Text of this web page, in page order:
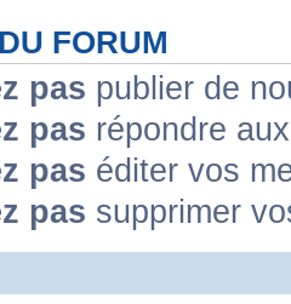
FORUM
pas publier de
pas répondre
pas éditer vos
pas supprimer